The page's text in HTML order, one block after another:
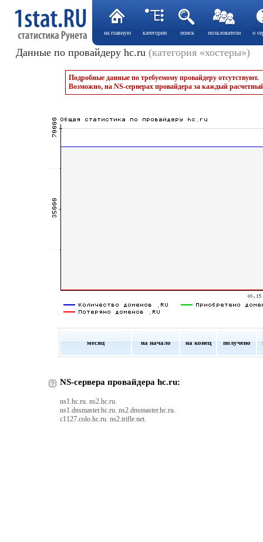
на главную категории поиск пользователи о
Данные по провайдеру hc.ru (категория «хостеры»)
Подробные данные по требуемому провайдеру отсутствуют.
Возможно, на NS-серверах провайдера за каждый
месяц на начало на конец получено
NS-сервера провайдера hc.ru:
ns1.hc.ru. ns2.hc.ru.
ns1.dnsmaster.hc.ru. ns2.dnsmaster.hc.ru.
c1127.colo.hc.ru. ns2.trifle.net.